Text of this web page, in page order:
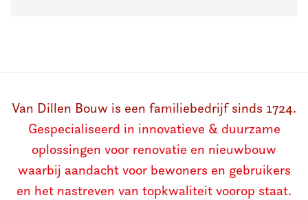
Van Dillen Bouw is een familiebedrijf sinds 1724.
Gespecialiseerd in innovatieve & duurzame
oplossingen voor renovatie en nieuwbouw
waarbij aandacht voor bewoners en gebruikers
en het nastreven van topkwaliteit voorop staat.